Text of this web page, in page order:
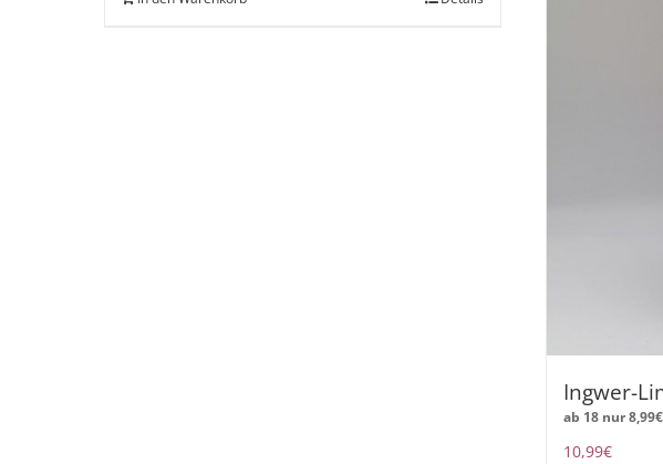
Ingwer-
ab 18 nur8,99€
10,99€